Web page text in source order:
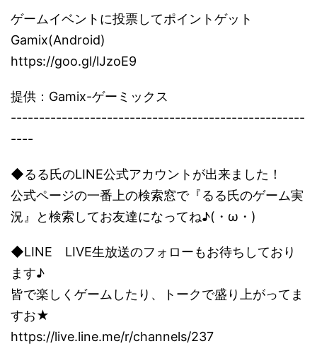
ゲームイベントに投票してポイントゲット
Gamix(Android)
https://goo.gl/lJzoE9
提供：Gamix-ゲーミックス
----------------------------------------------------
----
◆るる氏のLINE公式アカウントが出来ました！
公式ページの一番上の検索窓で『るる氏のゲーム実
況』と検索してお友達になってね♪(・ω・)
◆LINE LIVE生放送のフォローもお待ちしており
ます♪
皆で楽しくゲームしたり、トークで盛り上がってま
すお★
https://live.line.me/r/channels/237